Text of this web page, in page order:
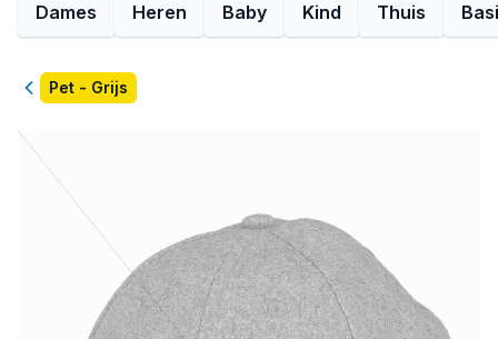
Dames Heren Baby Kind Thuis
TerugPet - Grijs